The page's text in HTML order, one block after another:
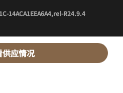
供应情况
14ACA1EEA6A4,rel-R24.9.4